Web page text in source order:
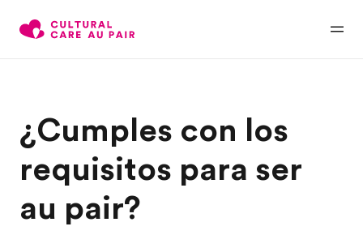
¿Cumples con los
requisitos para ser
au pair?